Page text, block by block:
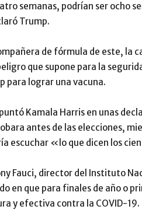
semanas, podrían ser ocho
Trump.
de fórmula de este, la
que supone para la
para lograr una vacuna.
Kamala Harris en unas
antes de las elecciones,
escuchar «lo que dicen los
Fauci, director del Instituto
en que para finales de año o
y efectiva contra la COVID-19.